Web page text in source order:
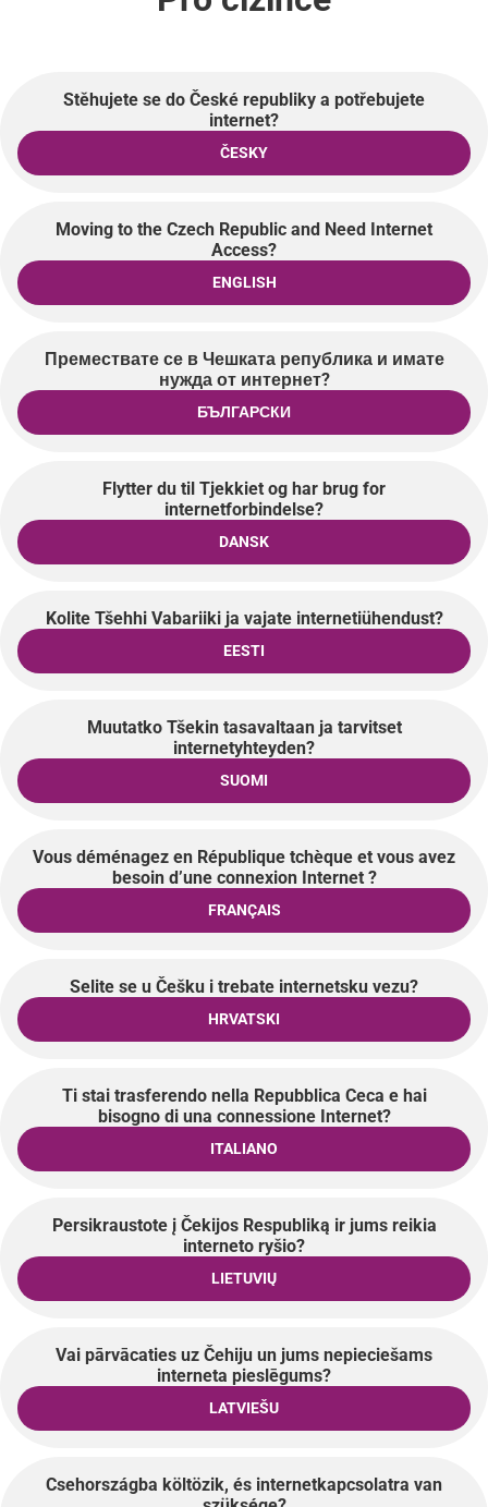
Stěhujete se do České republiky a potřebujete
internet?
ČESKY
Moving to the Czech Republic and Need Internet
Access?
ENGLISH
Премествате се в Чешката република и имате
нужда от интернет?
БЪЛГАРСКИ
Flytter du til Tjekkiet og har brug for
internetforbindelse?
DANSK
Kolite Tšehhi Vabariiki ja vajate internetiühendust?
EESTI
Muutatko Tšekin tasavaltaan ja tarvitset
internetyhteyden?
SUOMI
Vous déménagez en République tchèque et vous avez
besoin d’une connexion Internet ?
FRANÇAIS
Selite se u Češku i trebate internetsku vezu?
HRVATSKI
Ti stai trasferendo nella Repubblica Ceca e hai
bisogno di una connessione Internet?
ITALIANO
Persikraustote į Čekijos Respubliką ir jums reikia
interneto ryšio?
LIETUVIŲ
Vai pārvācaties uz Čehiju un jums nepieciešams
interneta pieslēgums?
LATVIEŠU
Csehországba költözik, és internetkapcsolatra van